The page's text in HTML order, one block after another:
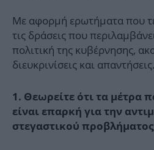
Με αφορμή ερωτήματα που
τις δράσεις που
πολιτική της κυβέρνησης,
διευκρινίσεις και απαντήσεις.
1. Θεωρείτε ότι τα μέτρα
είναι επαρκή για την
στεγαστικού